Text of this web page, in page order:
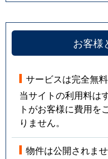
お客様
サービスは完全無料
当サイトの利用料は
トがお客様に費用を
りません。
物件は公開されま